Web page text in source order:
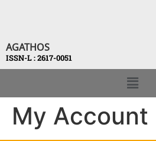
AGATHOS
ISSN-L : 2617-0051
My Account